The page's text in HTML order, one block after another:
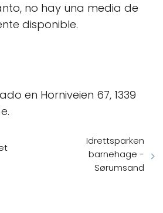
no hay una media de
disponible.
en Horniveien 67, 1339
Idrettsparken
barnehage -
Sørumsand